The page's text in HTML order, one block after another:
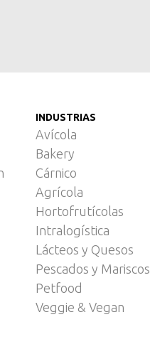
INDUSTRIAS
Avícola
Bakery
Cárnico
Agrícola
Hortofrutícolas
Intralogística
Lácteos y Quesos
Pescados y Mariscos
Petfood
Veggie & Vegan